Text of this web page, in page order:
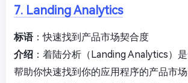
7. Landing Analytics
标语：快速找到产品市场契合度
介绍 ：着陆分析（Landing Analytics）
帮助你快速找到你的应用程序的产品市